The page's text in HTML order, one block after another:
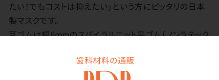
歯科材料の通販
たい！でもコストは抑えたい」という方にピッタリの日本
製マスクです。
耳ゴムは幅6mmのスパイラルニット平ゴム（ノンラテック
肌に当たる面は長時間装着していても毛羽立ちにくい素
材を使用。優れた捕集機能を持つカットフィルタも使用